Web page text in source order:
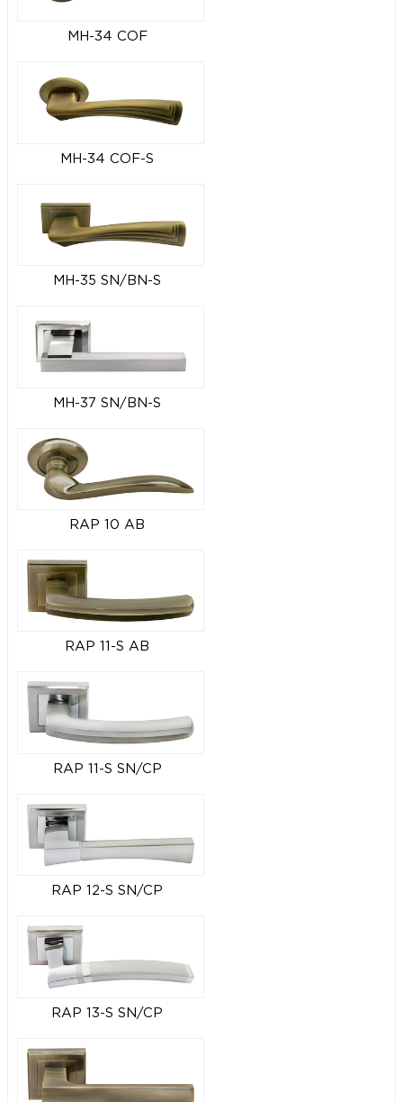
MH-34 COF
MH-34 COF-S
MH-35 SN/BN-S
MH-37 SN/BN-S
RAP 10 AB
RAP 11-S AB
RAP 11-S SN/CP
RAP 12-S SN/CP
RAP 13-S SN/CP